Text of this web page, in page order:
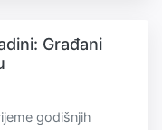
Građani
godišnjih